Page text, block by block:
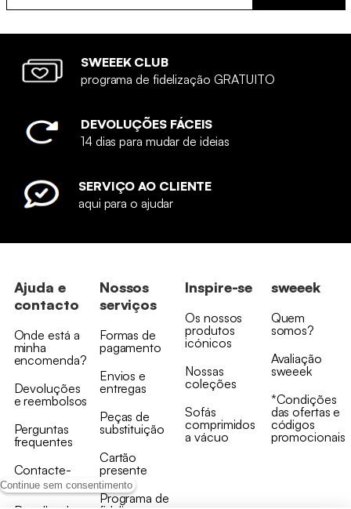
Continue sem consentimento
SWEEEK CLUB
programa de fidelização GRATUITO
DEVOLUÇÕES FÁCEIS
14 dias para mudar de ideias
SERVIÇO AO CLIENTE
aqui para o ajudar
Ajuda e
contacto
Onde está a
minha
encomenda?
Devoluções
e reembolsos
Perguntas
frequentes
Contacte-
nos
Nossos
serviços
Formas de
pagamento
Envios e
entregas
Peças de
substituição
Cartão
presente
Programa de
Inspire-se
Os nossos
produtos
icónicos
Nossas
coleções
Sofás
comprimidos
a vácuo
sweeek
Quem
somos?
Avaliação
sweeek
*Condições
das ofertas e
códigos
promocionais